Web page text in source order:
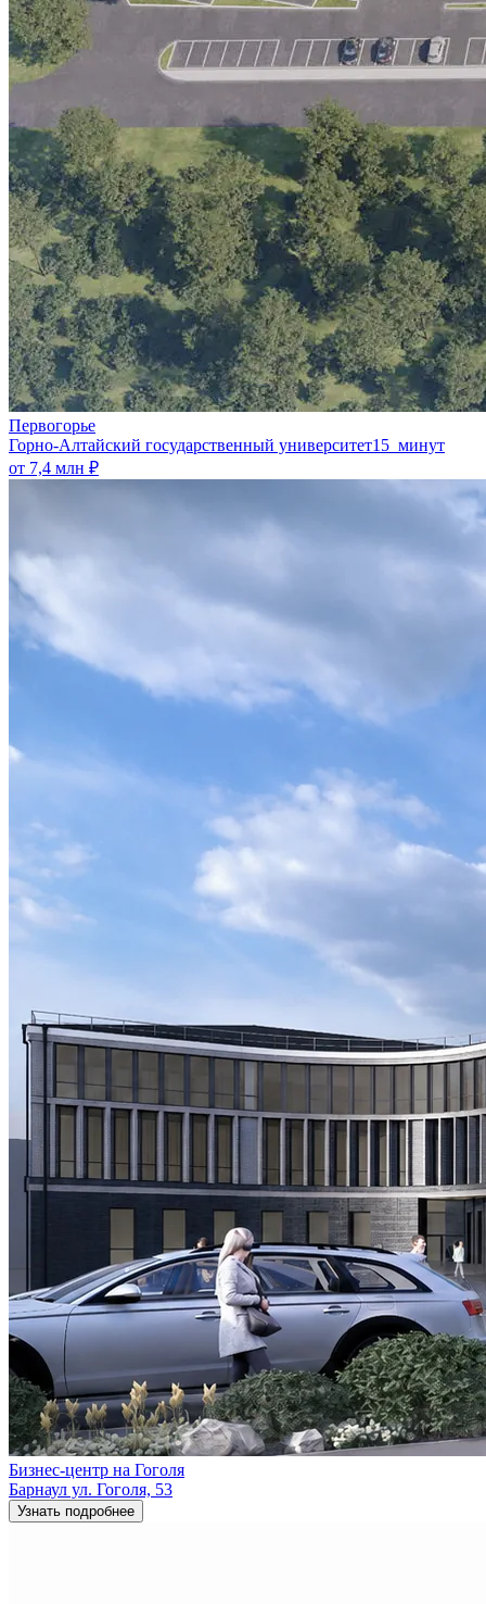
Первогорье
Горно-Алтайский государственный университет15 минут
от 7,4 млн ₽
Бизнес-центр на Гоголя
Барнаул ул. Гоголя, 53
Узнать подробнее